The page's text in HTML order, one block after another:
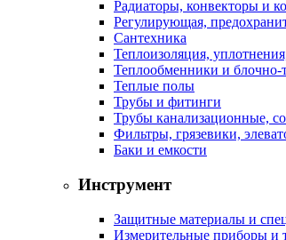
Радиаторы, конвекторы и
Регулирующая,
Сантехника
Теплоизоляция,
Теплообменники и
Теплые полы
Трубы и фитинги
Трубы канализационные,
Фильтры, грязевики,
Баки и емкости
Инструмент
Защитные материалы и
Измерительные приборы и